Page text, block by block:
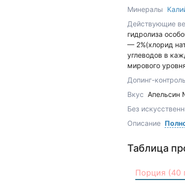
Минералы
Действующие
гидролиза
— 2%(хлорид
углеводов в
мирового
Допинг-контроль
Вкус Апельсин
Без
Описание
Таблица
Порция (40